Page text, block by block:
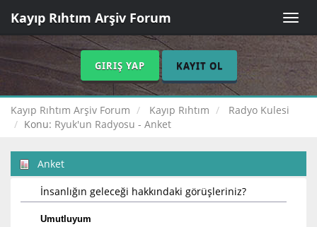
Toggle
Kayıp Rıhtım Arşiv Forum
GIRIŞ YAP KAYIT OL
Kayıp Rıhtım Arşiv Forum Kayıp Rıhtım
Radyo Kulesi
Konu: Ryuk'un Radyosu - Anket
Anket
İnsanlığın geleceği hakkındaki görüşleriniz?
Umutluyum